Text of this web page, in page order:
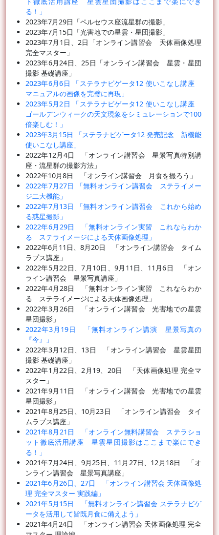
る！」
2023年7月29日「ペルセウス座流星群の撮影」
2023年7月15日「光害地での星雲・星団撮影」
2023年7月1日、2日「オンライン講習会 天体画像処理
完全マスター」
2023年6月24日、25日「オンライン講習会 星雲・星団
撮影 基礎講座」
2023年6月6日 「ステラナビゲータ12 使いこなし講座
マニュアルの画像を完璧に再現」
2023年5月2日 「ステラナビゲータ12 使いこなし講座
ゴールデンウィークの天文現象をシミュレーションで100
倍楽しむ！」
2023年3月15日 「ステラナビゲータ12 発売記念 新機能
使いこなし講座」
2022年12月4日 「オンライン講習会 星景写真特別講
座・流星群の撮影方法」
2022年10月8日 「オンライン講習会 月食を撮ろう」
2022年7月27日 「無料オンライン講習会 ステライメー
ジ二大機能」
2022年7月13日 「無料オンライン講習会 これから始め
る惑星撮影」
2022年6月29日 「無料オンライン実習 これならわか
る ステライメージによる天体画像処理」
2022年6月11日、8月20日 「オンライン講習会 タイム
ラプス講座」
2022年5月22日、7月10日、9月11日、11月6日 「オン
ライン講習会 星景写真講座」
2022年4月28日 「無料オンライン実習 これならわか
る ステライメージによる天体画像処理」
2022年3月26日 「オンライン講習会 光害地での星雲
星団撮影」
2022年3月19日 「無料オンライン講演 星景写真の
『今』」
2022年3月12日、13日 「オンライン講習会 星雲星団
撮影 基礎講座」
2022年1月22日、2月19、20日 「天体画像処理 完全マ
スター」
2021年9月11日 「オンライン講習会 光害地での星雲
星団撮影」
2021年8月25日、10月23日 「オンライン講習会 タイ
ムラプス講座」
2021年8月21日 「オンライン無料講習会 ステラショ
ット徹底活用講座 星雲星団撮影はここまで楽にでき
る！」
2021年7月24日、9月25日、11月27日、12月18日 「オ
ンライン講習会 星景写真講座」
2021年6月26日、27日 「オンライン講習会 天体画像処
理 完全マスター 実践編」
2021年5月15日 「無料オンライン講習会 ステラナビゲ
ータを活用して皆既月食に備えよう」
2021年4月24日 「オンライン講習会 天体画像処理 完全